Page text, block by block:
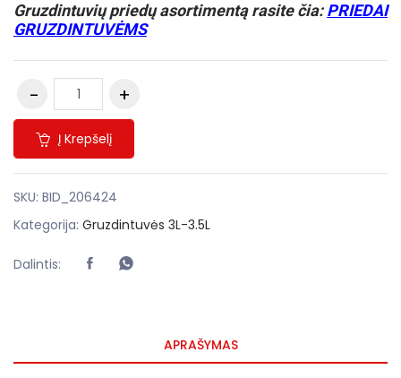
Gruzdintuvių priedų asortimentą rasite čia:PRIEDAI
GRUZDINTUVĖMS
Į Krepšelį
SKU: BID_206424
Kategorija: Gruzdintuvės 3L-3.5L
Dalintis:
APRAŠYMAS